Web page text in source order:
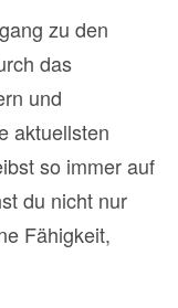
zu den
das
und
aktuellsten
so immer auf
du nicht nur
Fähigkeit,